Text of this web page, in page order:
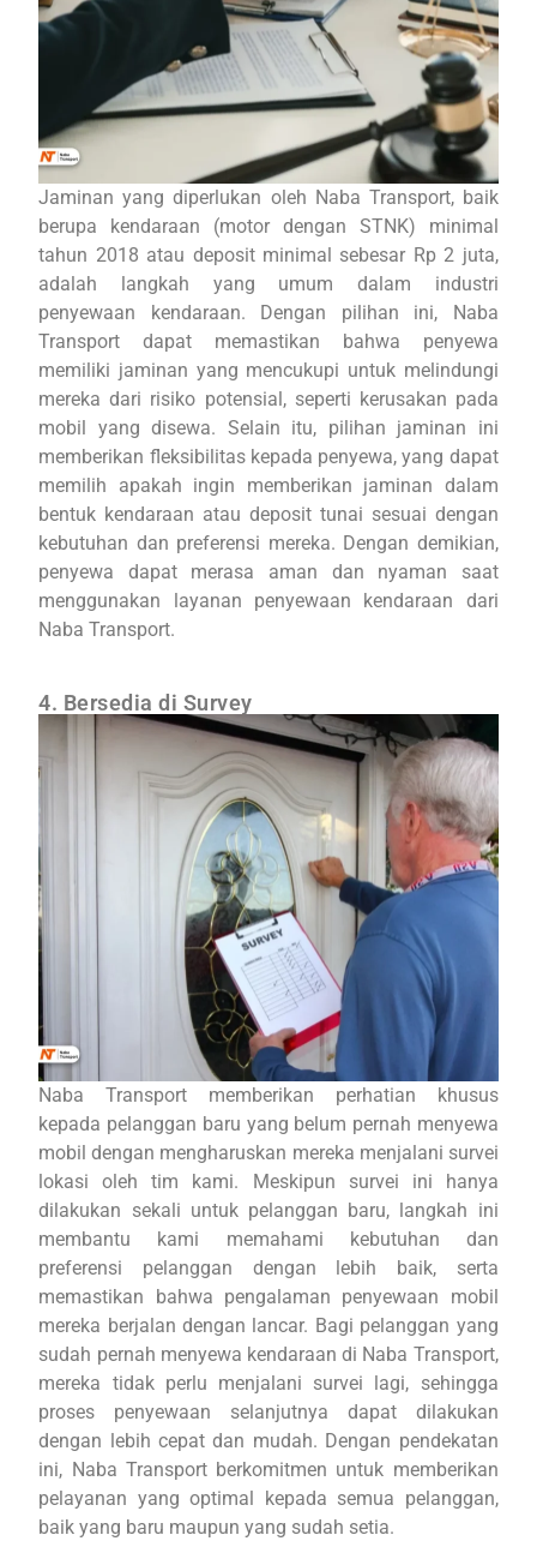
Jaminan yang diperlukan oleh Naba Transport, baik
berupa kendaraan (motor dengan STNK) minimal
tahun 2018 atau deposit minimal sebesar Rp 2 juta,
adalah langkah yang umum dalam industri
penyewaan kendaraan. Dengan pilihan ini, Naba
Transport dapat memastikan bahwa penyewa
memiliki jaminan yang mencukupi untuk melindungi
mereka dari risiko potensial, seperti kerusakan pada
mobil yang disewa. Selain itu, pilihan jaminan ini
memberikan fleksibilitas kepada penyewa, yang dapat
memilih apakah ingin memberikan jaminan dalam
bentuk kendaraan atau deposit tunai sesuai dengan
kebutuhan dan preferensi mereka. Dengan demikian,
penyewa dapat merasa aman dan nyaman saat
menggunakan layanan penyewaan kendaraan dari
Naba Transport.
4. Bersedia di Survey
Naba Transport memberikan perhatian khusus
kepada pelanggan baru yang belum pernah menyewa
mobil dengan mengharuskan mereka menjalani survei
lokasi oleh tim kami. Meskipun survei ini hanya
dilakukan sekali untuk pelanggan baru, langkah ini
membantu kami memahami kebutuhan dan
preferensi pelanggan dengan lebih baik, serta
memastikan bahwa pengalaman penyewaan mobil
mereka berjalan dengan lancar. Bagi pelanggan yang
sudah pernah menyewa kendaraan di Naba Transport,
mereka tidak perlu menjalani survei lagi, sehingga
proses penyewaan selanjutnya dapat dilakukan
dengan lebih cepat dan mudah. Dengan pendekatan
ini, Naba Transport berkomitmen untuk memberikan
pelayanan yang optimal kepada semua pelanggan,
baik yang baru maupun yang sudah setia.